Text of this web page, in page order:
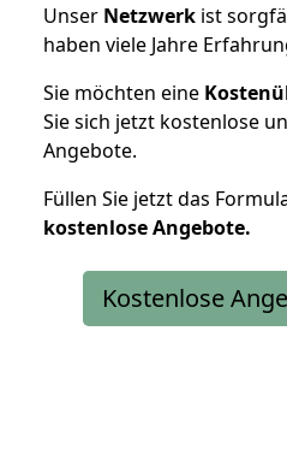
Unser Netzwerk ist
haben viele Jahre
Sie möchten eine
Sie sich jetzt kostenlose
Angebote.
Füllen Sie jetzt das
kostenloseAngebote.
Kostenlose